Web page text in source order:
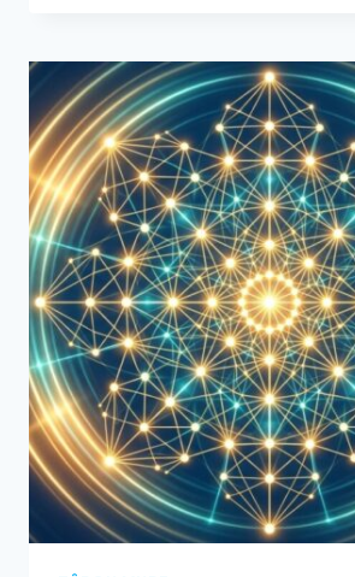
DIN
FONDUL
DE
SPRIJIN
OTTO
PER
MILLE